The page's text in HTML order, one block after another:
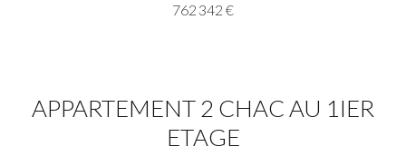
762 342 €
APPARTEMENT 2 CHAC AU 1IER
ETAGE